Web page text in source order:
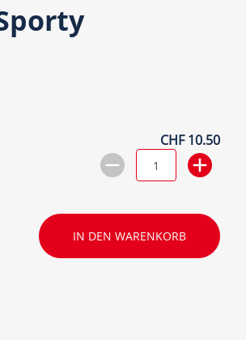
CHF 10.50
IN DEN WARENKORB